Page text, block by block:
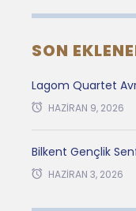
SON
Lagom Quartet
HAZIRAN 9, 2026
Bilkent Gençlik
HAZIRAN 3, 2026